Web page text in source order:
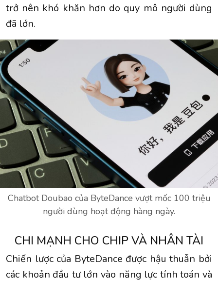
trở nên khó khăn hơn do quy mô người dùng
đã lớn.
Chatbot Doubao của ByteDance vượt mốc 100 triệu
người dùng hoạt động hàng ngày.
CHI MẠNH CHO CHIP VÀ NHÂN TÀI
Chiến lược của ByteDance được hậu thuẫn bởi
các khoản đầu tư lớn vào năng lực tính toán và